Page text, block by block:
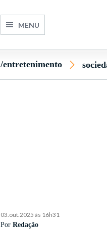
MENU
/entretenimento
03.out.2025 às 16h31
PorRedação